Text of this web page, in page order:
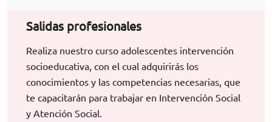
Salidas profesionales
Realiza nuestro curso adolescentes intervención
socioeducativa, con el cual adquirirás los
conocimientos y las competencias necesarias, que
te capacitarán para trabajar en Intervención Social
y Atención Social.